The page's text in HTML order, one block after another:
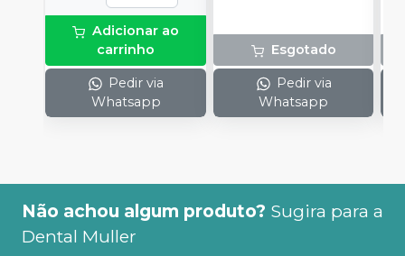
Adicionar ao
carrinho
Pedir via
Whatsapp
Esgotado
Pedir via
Whatsapp
Não achou algum produto? Sugira para a
Dental Muller